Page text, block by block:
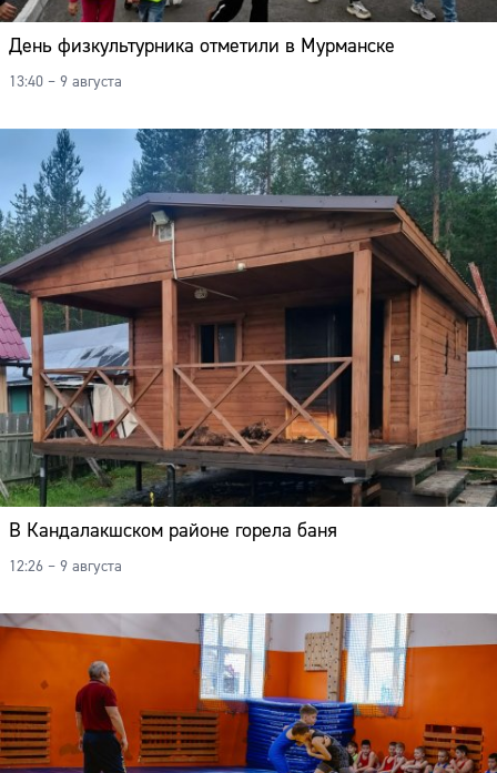
День физкультурника отметили в Мурманске
13:40 – 9 августа
В Кандалакшском районе горела баня
12:26 – 9 августа